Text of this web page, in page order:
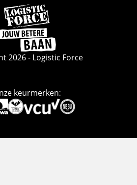
Ga
naar
de
homepage
2026 - Logistic Force
keurmerken: